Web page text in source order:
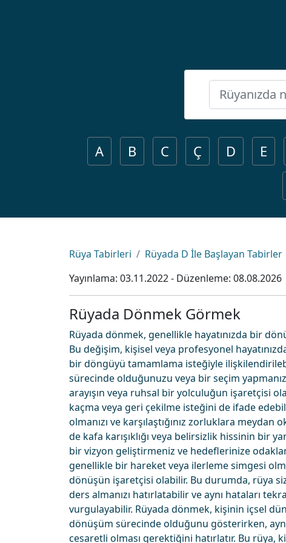
A B C Ç D E
Rüya Tabirleri Rüyada D İle Başlayan Tabirler
Yayınlama: 03.11.2022- Düzenleme: 08.08.2026
Rüyada Dönmek Görmek
Rüyada dönmek, genellikle hayatınızda bir
Bu değişim, kişisel veya profesyonel
bir döngüyü tamamlama isteğiyle
sürecinde olduğunuzu veya bir seçim
arayışın veya ruhsal bir yolculuğun işaretçisi
kaçma veya geri çekilme isteğini de ifade
olmanızı ve karşılaştığınız zorluklara meydan
de kafa karışıklığı veya belirsizlik hissinin bir
bir vizyon geliştirmeniz ve hedeflerinize
genellikle bir hareket veya ilerleme simgesi
dönüşün işaretçisi olabilir. Bu durumda, rüya
ders almanızı hatırlatabilir ve aynı hataları
vurgulayabilir. Rüyada dönmek, kişinin içsel
dönüşüm sürecinde olduğunu gösterirken,
cesaretli olması gerektiğini hatırlatır. Bu